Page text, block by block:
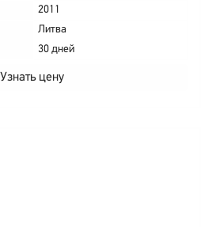
2011
Литва
30 дней
Узнать цену